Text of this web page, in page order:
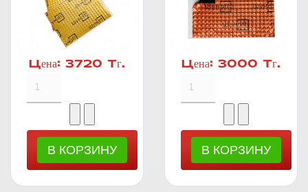
Цена: 3720 Тг. Цена: 3000 Тг.